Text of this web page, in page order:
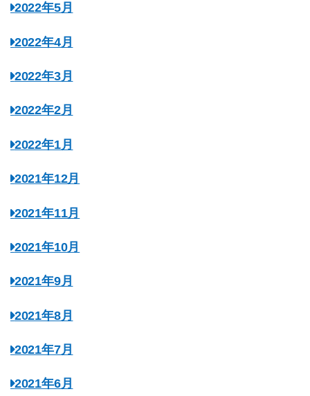
2022年5月
2022年4月
2022年3月
2022年2月
2022年1月
2021年12月
2021年11月
2021年10月
2021年9月
2021年8月
2021年7月
2021年6月